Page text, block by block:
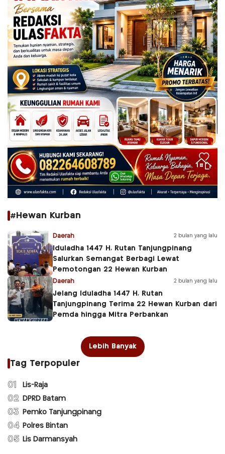
#Hewan Kurban
Daerah 2 bulan yang lalu
Iduladha 1447 H, Rutan Tanjungpinang
Salurkan Semangat Berbagi Lewat
Pemotongan 22 Hewan Kurban
Daerah 2 bulan yang lalu
Jelang Iduladha 1447 H, Rutan
Tanjungpinang Terima 22 Hewan Kurban dari
Pemda hingga Mitra Perbankan
Lebih Banyak
Tag Terpopuler
01 Lis-Raja
02 DPRD Batam
03 Pemko Tanjungpinang
04 Polres Bintan
05 Lis Darmansyah